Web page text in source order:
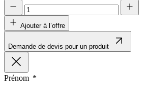
Ajouter à l’offre
Demande de devis pour un produit
Prénom